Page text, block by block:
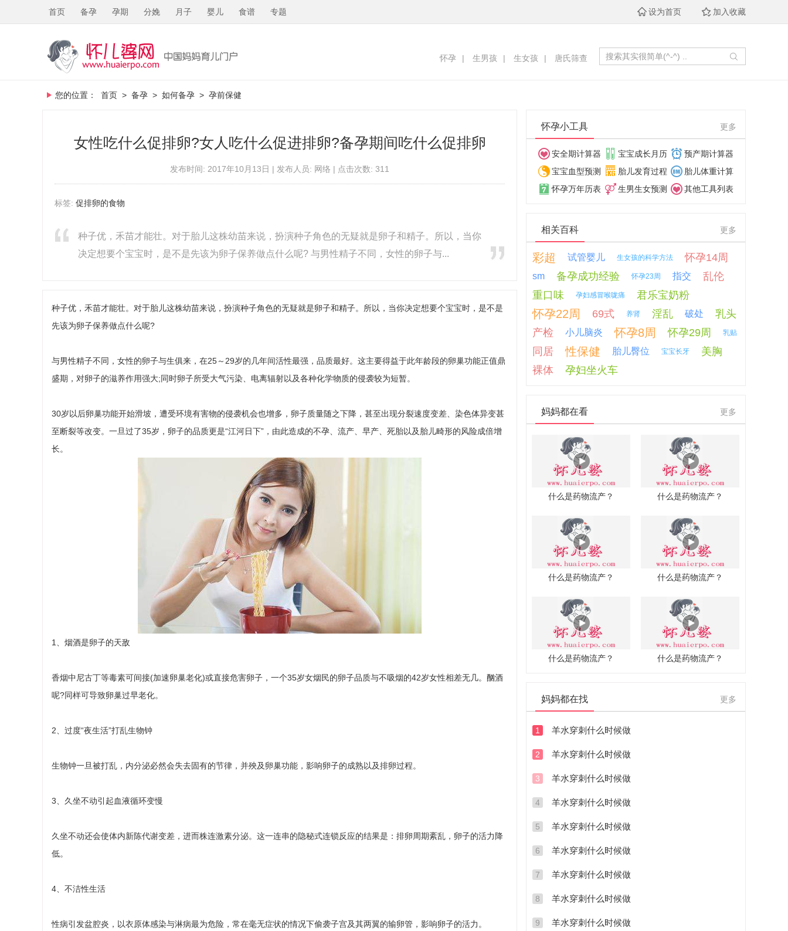
首页 备孕 孕期 分娩 月子 婴儿 食谱 专题 设为首页 加入收藏
怀孕 | 生男孩 | 生女孩 | 唐氏筛查
您的位置： 首页 > 备孕 > 如何备孕 > 孕前保健
女性吃什么促排卵?女人吃什么促进排卵?备孕期间吃什么促排卵
发布时间: 2017年10月13日 | 发布人员: 网络 | 点击次数: 311
标签: 促排卵的食物
种子优，禾苗才能壮。对于胎儿这株幼苗来说，扮演种子角色的无疑就是卵子和精子。所以，当你
决定想要个宝宝时，是不是先该为卵子保养做点什么呢? 与男性精子不同，女性的卵子与...
种子优，禾苗才能壮。对于胎儿这株幼苗来说，扮演种子角色的无疑就是卵子和精子。所以，当你决定想要个宝宝时，是不是
先该为卵子保养做点什么呢?
与男性精子不同，女性的卵子与生俱来，在25～29岁的几年间活性最强，品质最好。这主要得益于此年龄段的卵巢功能正值鼎
盛期，对卵子的滋养作用强大;同时卵子所受大气污染、电离辐射以及各种化学物质的侵袭较为短暂。
30岁以后卵巢功能开始滑坡，遭受环境有害物的侵袭机会也增多，卵子质量随之下降，甚至出现分裂速度变差、染色体异变甚
至断裂等改变。一旦过了35岁，卵子的品质更是“江河日下”，由此造成的不孕、流产、早产、死胎以及胎儿畸形的风险成倍增
长。
1、烟酒是卵子的天敌
香烟中尼古丁等毒素可间接(加速卵巢老化)或直接危害卵子，一个35岁女烟民的卵子品质与不吸烟的42岁女性相差无几。酗酒
呢?同样可导致卵巢过早老化。
2、过度“夜生活”打乱生物钟
生物钟一旦被打乱，内分泌必然会失去固有的节律，并殃及卵巢功能，影响卵子的成熟以及排卵过程。
3、久坐不动引起血液循环变慢
久坐不动还会使体内新陈代谢变差，进而株连激素分泌。这一连串的隐秘式连锁反应的结果是：排卵周期紊乱，卵子的活力降
低。
4、不洁性生活
性病引发盆腔炎，以衣原体感染与淋病最为危险，常在毫无症状的情况下偷袭子宫及其两翼的输卵管，影响卵子的活力。
更多
怀孕小工具
安全期计算器 宝宝成长月历
预产期计算器
宝宝血型预测
胎儿发育过程
胎儿体重计算
怀孕万年历表
生男生女预测 其他工具列表
更多
相关百科
彩超 试管婴儿 生女孩的科学方法 怀孕14周
sm 备孕成功经验 怀孕23周 指交
乱伦
重口味
孕妇感冒喉咙痛 君乐宝奶粉
怀孕22周 69式 养肾 淫乱 破处
乳头
产检
小儿脑炎 怀孕8周 怀孕29周 乳贴
同居 性保健 胎儿臀位 宝宝长牙
美胸
裸体
孕妇坐火车
更多
妈妈都在看
什么是药物流产？ 什么是药物流产？
什么是药物流产？ 什么是药物流产？
什么是药物流产？ 什么是药物流产？
更多
妈妈都在找
羊水穿刺什么时候做
1
羊水穿刺什么时候做
2
羊水穿刺什么时候做
3
羊水穿刺什么时候做
4
羊水穿刺什么时候做
5
羊水穿刺什么时候做
6
羊水穿刺什么时候做
7
羊水穿刺什么时候做
8
羊水穿刺什么时候做
9